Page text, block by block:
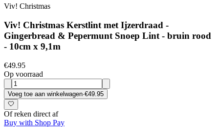
Viv! Christmas
Viv! Christmas Kerstlint met Ijzerdraad -
Gingerbread & Pepermunt Snoep Lint - bruin rood
- 10cm x 9,1m
€49.95
Op voorraad
Voeg toe aan winkelwagen·€49.95
Of reken direct af
Buy with Shop Pay